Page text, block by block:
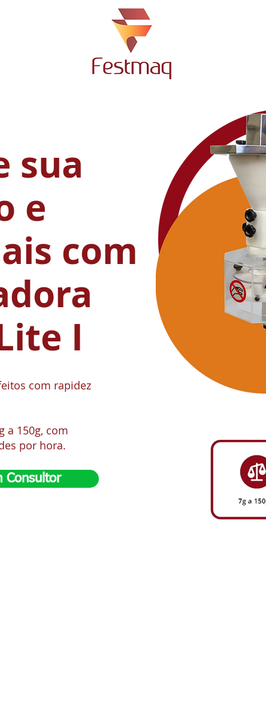
sua
e
com
I
com rapidez
a 150g, com
por hora.
Consultor